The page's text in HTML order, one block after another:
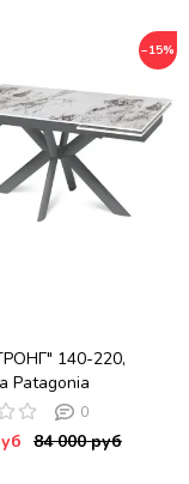
−15%
140-220,
Patagonia
опоры черный
0
84 000 руб